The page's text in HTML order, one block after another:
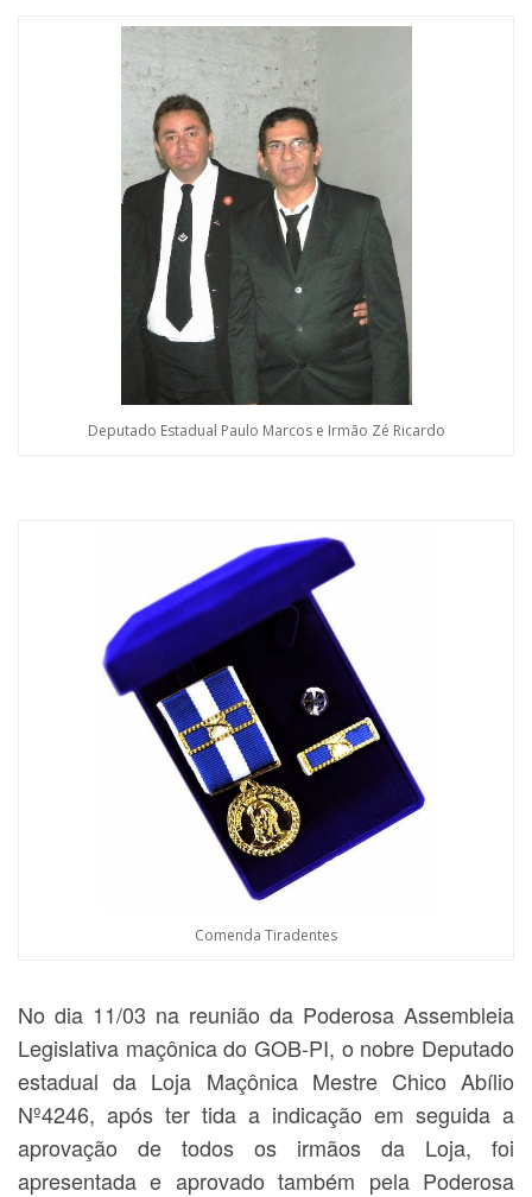
Deputado Estadual Paulo Marcos e Irmão Zé Ricardo
Comenda Tiradentes
No dia 11/03 na reunião da Poderosa Assembleia
Legislativa maçônica do GOB-PI, o nobre Deputado
estadual da Loja Maçônica Mestre Chico Abílio
Nº4246, após ter tida a indicação em seguida a
aprovação de todos os irmãos da Loja, foi
apresentada e aprovado também pela Poderosa